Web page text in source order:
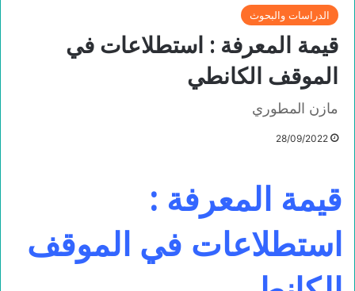
الدراسات والبحوث
قيمة المعرفة : استطلاعات في
الموقف الكانطي
مازن المطوري
28/09/2022
قيمة المعرفة :
استطلاعات في الموقف